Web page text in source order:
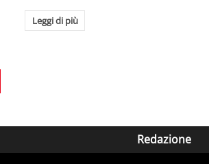
Leggi di più
Redazione